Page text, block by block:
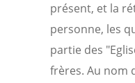
présent, et la
personne, les
partie des
frères. Au nom